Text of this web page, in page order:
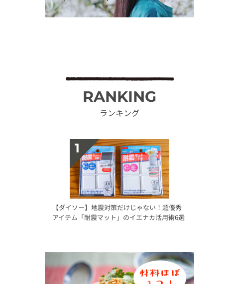
RANKING
ランキング
【ダイソー】地震対策だけじゃない！超優秀
アイテム「耐震マット」のイエナカ活用術6選